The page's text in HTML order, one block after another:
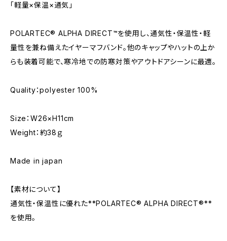
「軽量×保温×通気」
POLARTEC® ALPHA DIRECT™を使用し、通気性・保温性・軽
量性を兼ね備えたイヤーマフバンド。他のキャップやハットの上か
らも装着可能で、寒冷地での防寒対策やアウトドアシーンに最適。
Quality：polyester 100%
Size：W26×H11cm
Weight：約38ｇ
Made in japan
【素材について】
通気性・保温性に優れた**POLARTEC® ALPHA DIRECT®**
を使用。